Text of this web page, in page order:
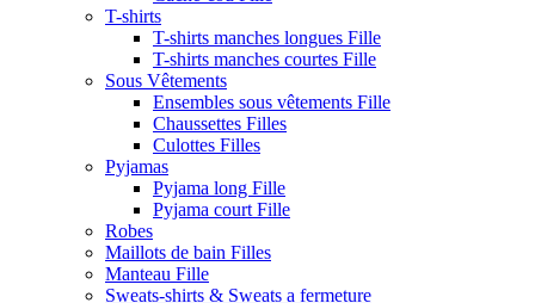
T-shirts
T-shirts manches longues Fille
T-shirts manches courtes Fille
Sous Vêtements
Ensembles sous vêtements Fille
Chaussettes Filles
Culottes Filles
Pyjamas
Pyjama long Fille
Pyjama court Fille
Robes
Maillots de bain Filles
Manteau Fille
Sweats-shirts & Sweats a fermeture